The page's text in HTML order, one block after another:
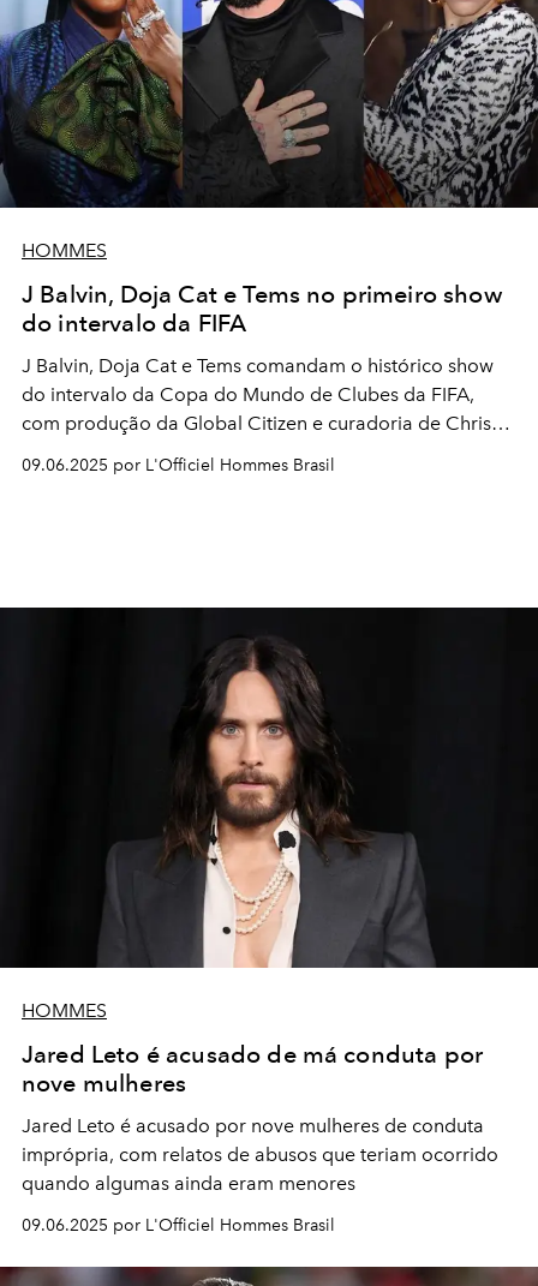
HOMMES
J Balvin, Doja Cat e Tems no primeiro show
do intervalo da FIFA
J Balvin, Doja Cat e Tems comandam o histórico show
do intervalo da Copa do Mundo de Clubes da FIFA,
com produção da Global Citizen e curadoria de Chris
09.06.2025 por L'Officiel Hommes Brasil
HOMMES
Jared Leto é acusado de má conduta por
nove mulheres
Jared Leto é acusado por nove mulheres de conduta
imprópria, com relatos de abusos que teriam ocorrido
quando algumas ainda eram menores
09.06.2025 por L'Officiel Hommes Brasil